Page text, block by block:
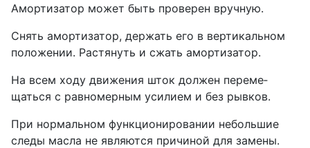
Амортизатор может быть проверен вручную.
Снять амортизатор, держать его в вертикальном
положении. Растянуть и сжать амортизатор.
На всем ходу движения шток должен переме­
щаться с равномерным усилием и без рывков.
При нормальном функционировании небольшие
следы масла не являются причиной для замены.